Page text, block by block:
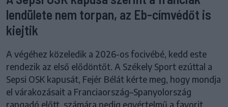
lendülete nem torpan, az Eb-címvédőt is
kiejtik
A végéhez közeledik a 2026-os focivébé, kedd este
rendezik az első elődöntőt. A Székely Sport ezúttal a
Sepsi OSK kapusát, Fejér Bélát kérte meg, hogy mondja
el várakozásait a Franciaország–Spanyolország
rangadó előtt, számára pedig egyértelmű a favorit.